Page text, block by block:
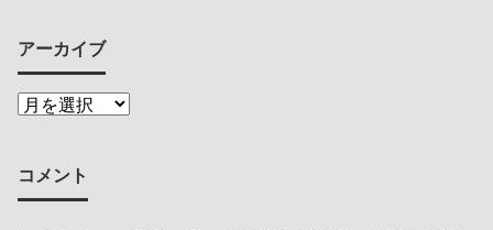
アーカイブ
コメント